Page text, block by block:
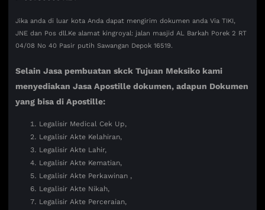
Jika anda di luar kota Anda dapat mengirim dokumen anda Via TIKI,
JNE dan Pos dll.Ke alamat kingroyal: jalan masjid AL Barkah Porek 2 RT
04/08 No 40 Pasir putih Sawangan Depok 16519.
Selain Jasa pembuatan skck Tujuan Meksiko kami
menyediakan Jasa Apostille dokumen, adapun Dokumen
yang bisa di Apostille:
Legalisir Medical Cek Up,
Legalisir Akte Kelahiran,
Legalisir Akte Lahir,
Legalisir Akte Kematian,
Legalisir Akte Perkawinan ,
Legalisir Akte Nikah,
Legalisir Akte Perceraian,